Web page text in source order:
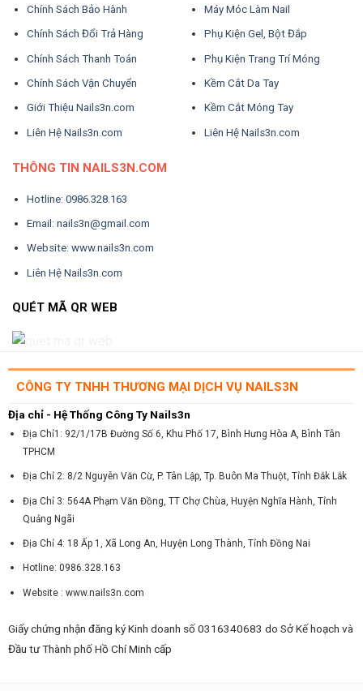
Chính Sách Bảo Hành
Chính Sách Đổi Trả Hàng
Chính Sách Thanh Toán
Chính Sách Vận Chuyển
Giới Thiệu Nails3n.com
Liên Hệ Nails3n.com
Máy Móc Làm Nail
Phụ Kiện Gel, Bột Đắp
Phụ Kiện Trang Trí Móng
Kềm Cắt Da Tay
Kềm Cắt Móng Tay
Liên Hệ Nails3n.com
THÔNG TIN NAILS3N.COM
Hotline: 0986.328.163
Email: nails3n@gmail.com
Website: www.nails3n.com
Liên Hệ Nails3n.com
QUÉT MÃ QR WEB
CÔNG TY TNHH THƯƠNG MẠI DỊCH VỤ NAILS3N
Địa chỉ - Hệ Thống Công Ty Nails3n
Địa Chỉ1: 92/1/17B Đường Số 6, Khu Phố 17, Bình Hưng Hòa A, Bình Tân
TPHCM
Địa Chỉ 2: 8/2 Nguyễn Văn Cừ, P. Tân Lập, Tp. Buôn Ma Thuột, Tỉnh Đắk Lắk
Địa Chỉ 3: 564A Phạm Văn Đồng, TT Chợ Chùa, Huyện Nghĩa Hành, Tỉnh
Quảng Ngãi
Địa Chỉ 4: 18 Ấp 1, Xã Long An, Huyện Long Thành, Tỉnh Đồng Nai
Hotline: 0986.328.163
Website : www.nails3n.com
Giấy chứng nhận đăng ký Kinh doanh số 0316340683 do Sở Kế hoạch và
Đầu tư Thành phố Hồ Chí Minh cấp